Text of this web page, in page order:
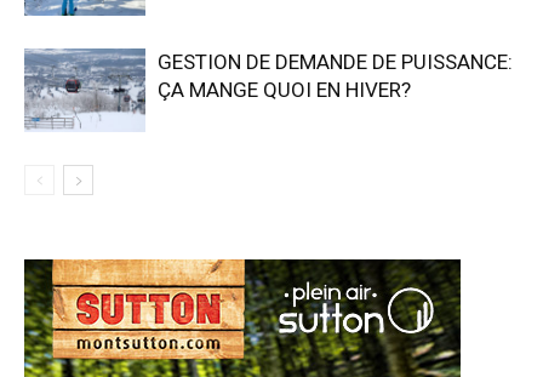
GESTION DE DEMANDE DE PUISSANCE:
ÇA MANGE QUOI EN HIVER?